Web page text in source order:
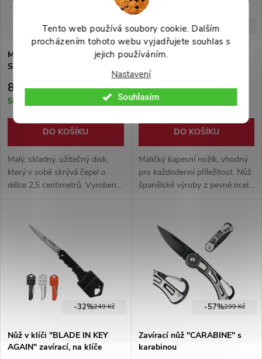
Tento web používá soubory cookie. Dalším
procházením tohoto webu vyjadřujete souhlas s
jejich používáním.
Nastavení
Souhlasím
149 Kč
-40%
Mini nožík/disk "CIRCLE
SABER"
89 Kč
Skladem
DO KOŠÍKU
Malý, skladný, užitečný disk,
který v sobě skrývá čepel o
délce 2,5 centimetrů. Vyrobeno
-33%
Kapesní nožík "LITTLE
199 Kč
Skladem
DO KOŠÍKU
Maličký kapesní nožík, vhodný
pro každodenní příležitost. Nůž
španělské výroby z pevné oceli
249 Kč
-32%
Nůž v klíči "BLADE IN KEY
AGAIN" zavírací, na klíče
299 Kč
-57%
Zavírací nůž "CARABINE" s
karabinou